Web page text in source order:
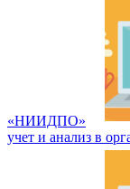
«НИИДПО»
учет и анализ в